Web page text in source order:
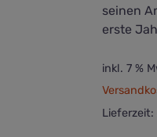
seinen
erste
inkl. 7 %
Lieferzeit: